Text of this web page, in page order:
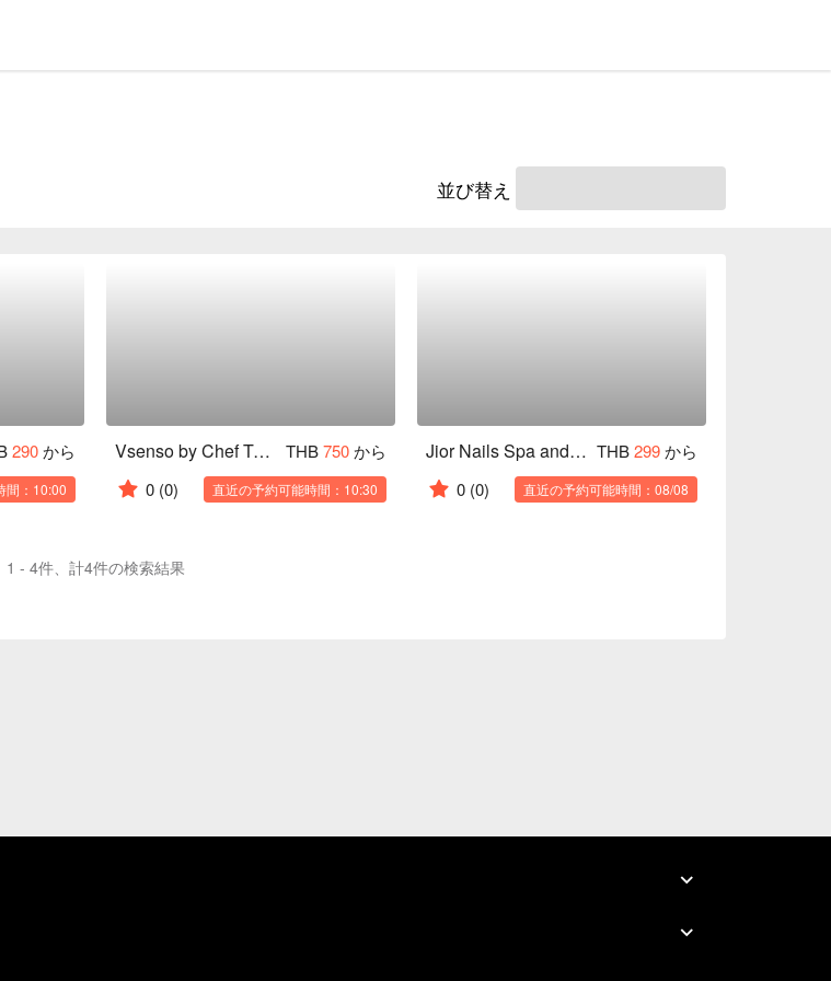
並び替え
290から
間：10:00
Vsenso by Chef Toey (Lat Krabang) THB750から
0 (0) 直近の予約可能時間：10:30
Jior Nails Spa and Eyelashes (Lad Krabang) THB299から
0 (0) 直近の予約可能時間：08/08
1 - 4件、計4件の検索結果